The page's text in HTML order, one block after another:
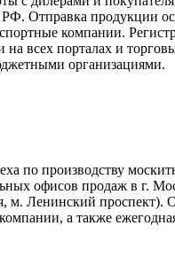
Отправка продукции
компании.
на всех порталах и
организациями.
по производству
офисов продаж в г.
м. Ленинский проспект).
а также